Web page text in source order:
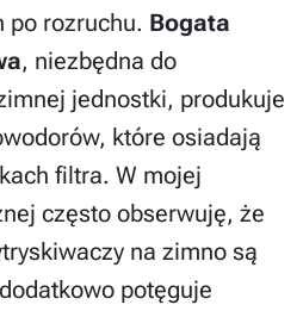
po rozruchu. Bogata
, niezbędna do
jednostki, produkuje
które osiadają
filtra. W mojej
często obserwuję, że
na zimno są
potęguje